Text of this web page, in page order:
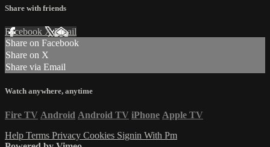
Share with friends
Facebook XEmail
Share on Facebook
Share on X
Share via Email
Watch anywhere, anytime
Fire TV Android Android TV iPhone Apple TV
Help Terms Privacy Cookies Signin With Pm